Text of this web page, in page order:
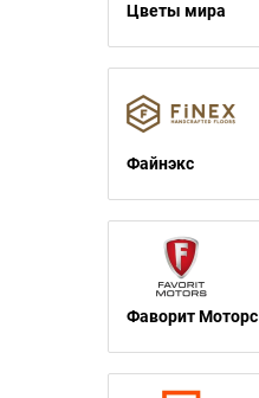
Цветы мира
Файнэкс
Фаворит Моторс